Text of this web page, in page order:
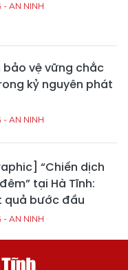
- AN NINH
bảo vệ vững chắc
kỷ nguyên phát
- AN NINH
“Chiến dịch
tại Hà Tĩnh:
quả bước đầu
- AN NINH